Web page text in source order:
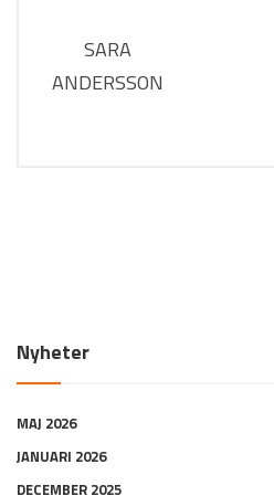
SARA
ANDERSSON
Nyheter
MAJ 2026
JANUARI 2026
DECEMBER 2025